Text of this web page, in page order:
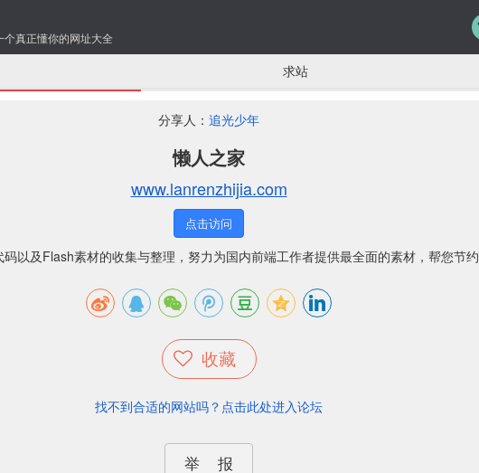
真正懂你的网址大全
求站
分享人： 追光少年
懒人之家
www.lanrenzhijia.com
点击访问
以及Flash素材的收集与整理，努力为国内前端工作者提供最全面的素材，帮您节
收藏
找不到合适的网站吗？点击此处进入论坛
举 报